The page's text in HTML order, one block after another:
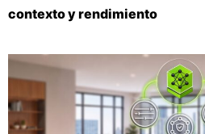
contexto y rendimiento